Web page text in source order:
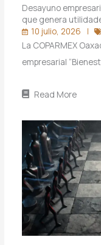
Desayuno
que genera
10 julio, 2026
La COPARMEX
empresarial
Read More